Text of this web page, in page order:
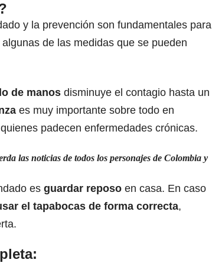
y la prevención son fundamentales para
de las medidas que se pueden
de manos disminuye el contagio hasta un
es muy importante sobre todo en
padecen enfermedades crónicas.
las noticias de todos los personajes de Colombia y
es guardar reposo en casa. En caso
el tapabocas de forma correcta,